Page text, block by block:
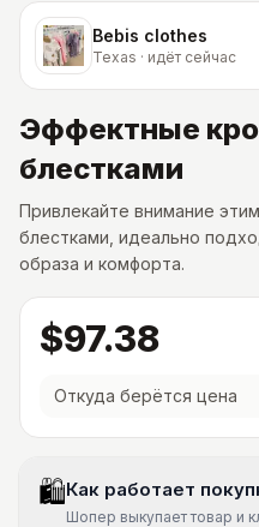
Bebis clothes
Texas · идёт сейчас
Эффектные
блестками
Привлекайте внимание
блестками, идеально
образа и комфорта.
$97.38
Откуда берётся цена
🛍Как работает
Шопер выкупает товар и